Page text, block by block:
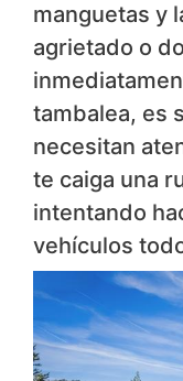
manguetas y
agrietado o
tambalea, es
necesitan
te caiga una
intentando
vehículos